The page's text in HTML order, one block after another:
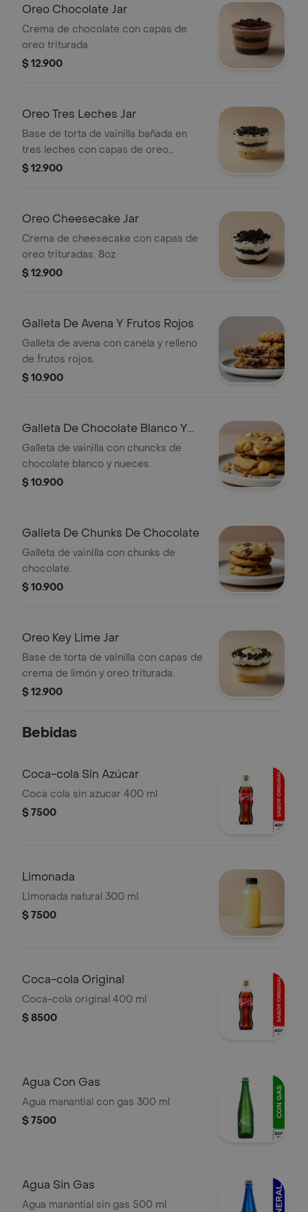
Oreo Chocolate Jar
Crema de chocolate con capas de
oreo triturada.
$ 12.900
Oreo Tres Leches Jar
Base de torta de vainilla bañada en
tres leches con capas de oreo
triturada.
$ 12.900
Oreo Cheesecake Jar
Crema de cheesecake con capas de
oreo trituradas. 8oz
$ 12.900
Galleta De Avena Y Frutos Rojos
Galleta de avena con canela y relleno
de frutos rojos.
$ 10.900
Galleta De Chocolate Blanco Y
Nueces
Galleta de vainilla con chuncks de
chocolate blanco y nueces.
$ 10.900
Galleta De Chunks De Chocolate
Galleta de vainilla con chunks de
chocolate.
$ 10.900
Oreo Key Lime Jar
Base de torta de vainilla con capas de
crema de limón y oreo triturada.
$ 12.900
Bebidas
Coca-cola Sin Azúcar
Coca cola sin azucar 400 ml
$ 7500
Limonada
Limonada natural 300 ml.
$ 7500
Coca-cola Original
Coca-cola original 400 ml
$ 8500
Agua Con Gas
Agua manantial con gas 300 ml
$ 7500
Agua Sin Gas
Agua manantial sin gas 500 ml